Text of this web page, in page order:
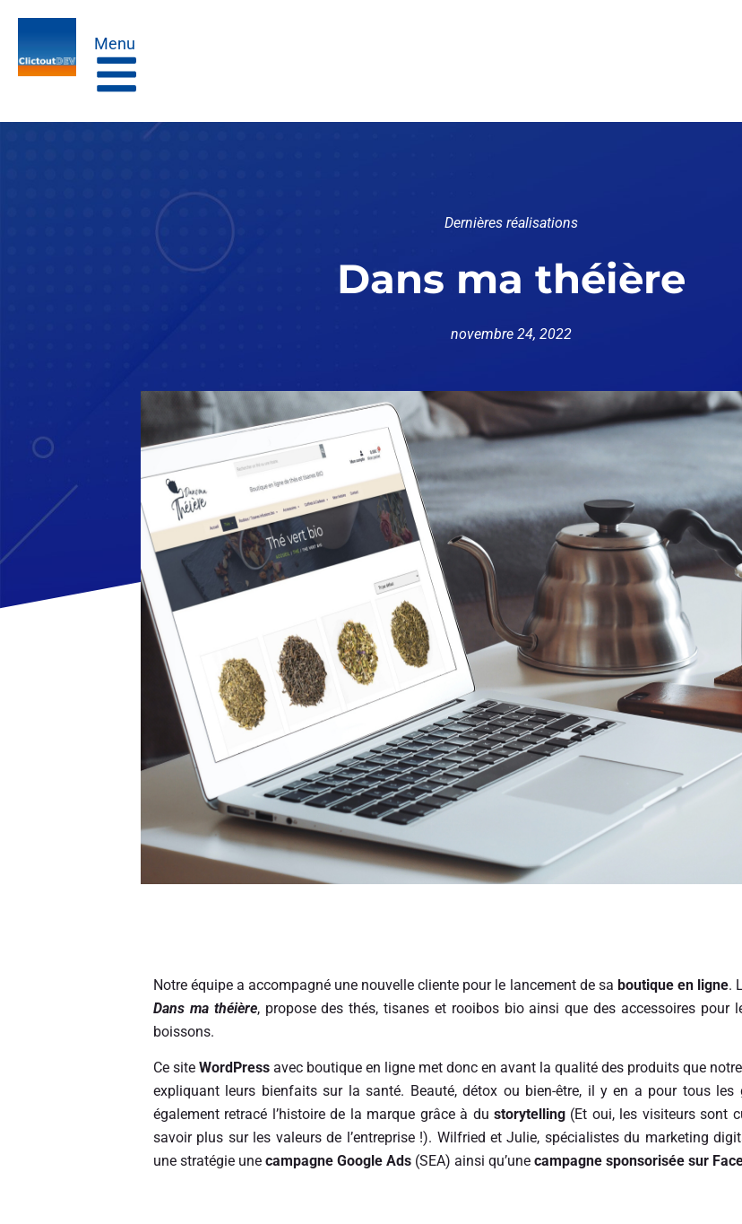
Menu
Dernières réalisations
Dans ma théière
novembre 24, 2022
Notre équipe a accompagné une nouvelle cliente pour le lancement de sa boutique en ligne.
Dans ma théière, propose des thés, tisanes et rooibos bio ainsi que des accessoires pour
boissons.
Ce site WordPress avec boutique en ligne met donc en avant la qualité des produits que
expliquant leurs bienfaits sur la santé. Beauté, détox ou bien-être, il y en a pour tous les
également retracé l’histoire de la marque grâce à du storytelling (Et oui, les visiteurs sont
savoir plus sur les valeurs de l’entreprise !). Wilfried et Julie, spécialistes du marketing
une stratégie une campagne Google Ads (SEA) ainsi qu’une campagne sponsorisée sur